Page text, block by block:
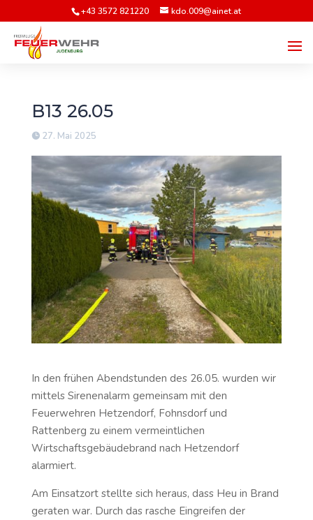
+43 3572 821220 kdo.009@ainet.at
B13 26.05
27. Mai 2025
In den frühen Abendstunden des 26.05. wurden wir
mittels Sirenenalarm gemeinsam mit den
Feuerwehren Hetzendorf, Fohnsdorf und
Rattenberg zu einem vermeintlichen
Wirtschaftsgebäudebrand nach Hetzendorf
alarmiert.
Am Einsatzort stellte sich heraus, dass Heu in Brand
geraten war. Durch das rasche Eingreifen der